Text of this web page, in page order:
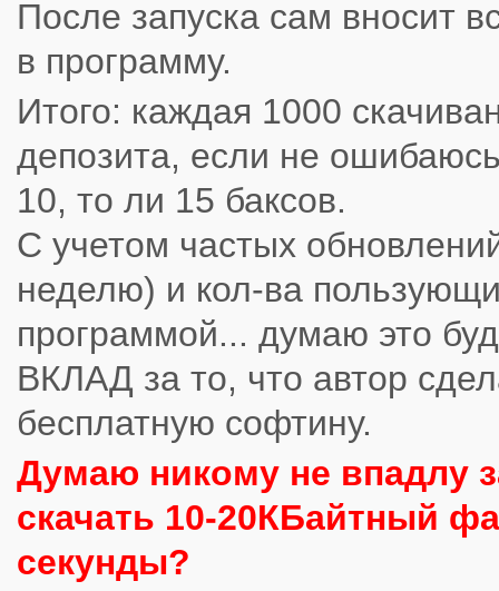
После запуска сам вносит
в программу.
Итого: каждая 1000
депозита, если не
10, то ли 15 баксов.
С учетом частых
неделю) и кол-ва
программой... думаю это
ВКЛАД за то, что автор
бесплатную софтину.
Думаю никому не впадлу
скачать 10-20КБайтный
секунды?